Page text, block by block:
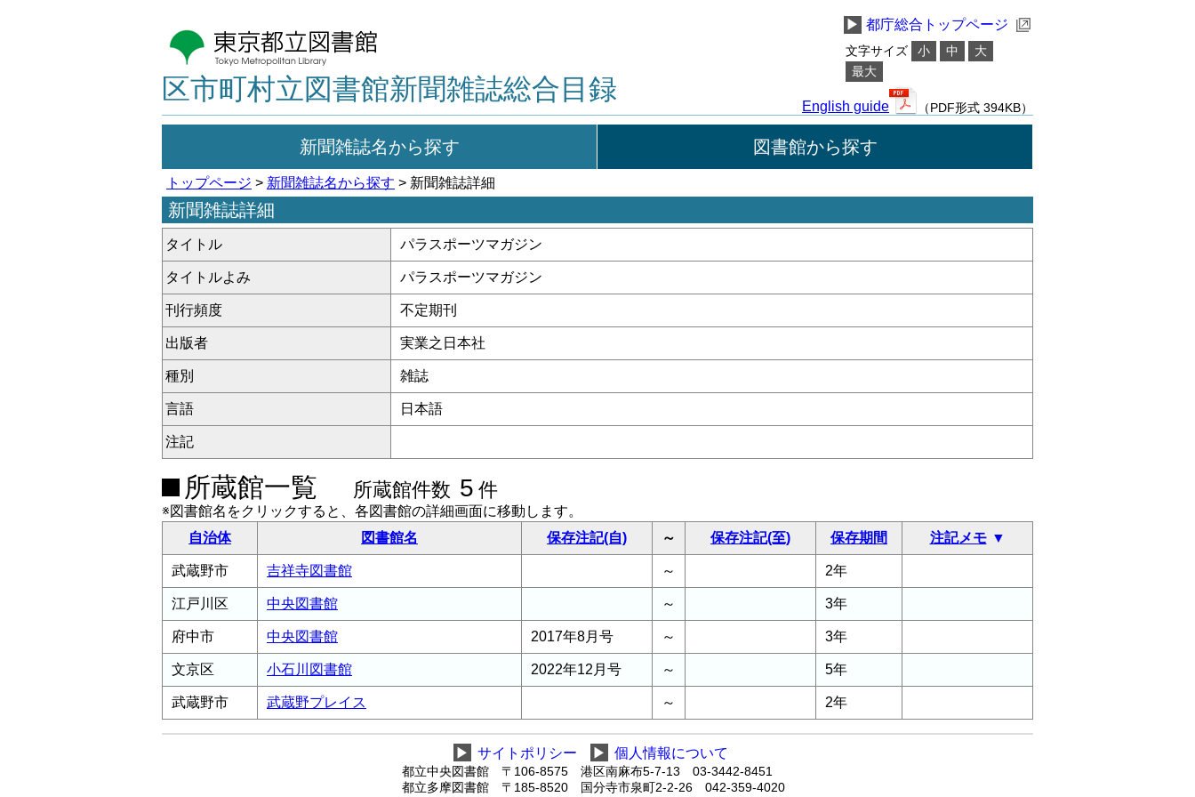
区市町村立図書館新聞雑誌総合目録
▶ 都庁総合トップページ
文字サイズ 小 中
大
最大
English guide （PDF形式 394KB）
新聞雑誌名から探す 図書館から探す
トップページ > 新聞雑誌名から探す > 新聞雑誌詳細
新聞雑誌詳細
タイトル パラスポーツマガジン
タイトルよみ パラスポーツマガジン
刊行頻度 不定期刊
出版者 実業之日本社
種別 雑誌
言語 日本語
注記
所蔵館一覧 所蔵館件数 5 件
※図書館名をクリックすると、各図書館の詳細画面に移動します。
自治体
図書館名 保存注記(自) ～ 保存注記(至) 保存期間 注記メモ
武蔵野市 吉祥寺図書館 ～ 2年
江戸川区 中央図書館 ～ 3年
府中市 中央図書館 2017年8月号 ～ 3年
文京区 小石川図書館 2022年12月号 ～ 5年
武蔵野市 武蔵野プレイス ～ 2年
▶ サイトポリシー ▶ 個人情報について
都立中央図書館 〒106-8575 港区南麻布5-7-13 03-3442-8451
都立多摩図書館 〒185-8520 国分寺市泉町2-2-26 042-359-4020